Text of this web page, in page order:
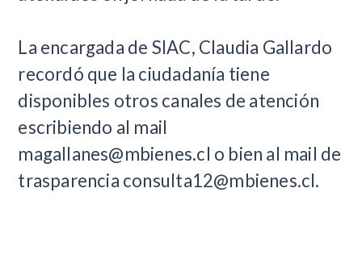
La encargada de SIAC, Claudia Gallardo
recordó que la ciudadanía tiene
disponibles otros canales de atención
escribiendo al mail
magallanes@mbienes.cl o bien al mail de
trasparencia consulta12@mbienes.cl.